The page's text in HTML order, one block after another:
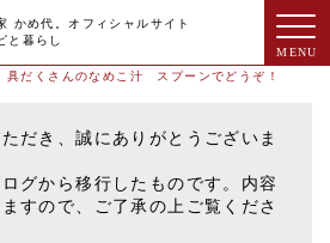
かめ代。オフィシャルサイト
と暮らし
具だくさんのなめこ汁 スプーンでどうぞ！
だき、誠にありがとうございま
グから移行したものです。内容
すので、ご了承の上ご覧くださ